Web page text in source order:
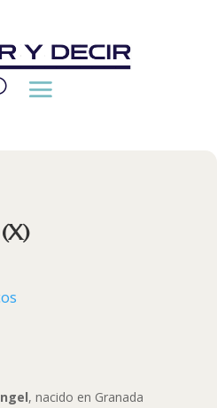
, nacido en Granada